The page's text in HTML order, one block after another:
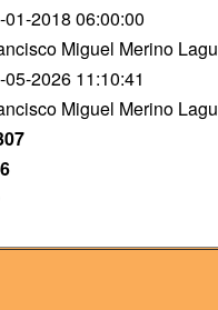
01-2018 06:00:00
Miguel Merino
05-2026 11:10:41
Miguel Merino